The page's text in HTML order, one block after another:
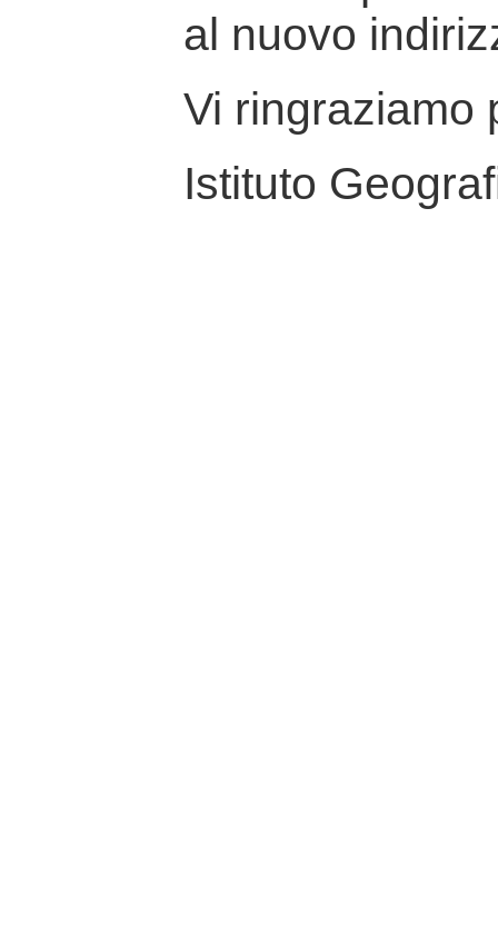
al nuovo
Vi ringraziamo
Istituto